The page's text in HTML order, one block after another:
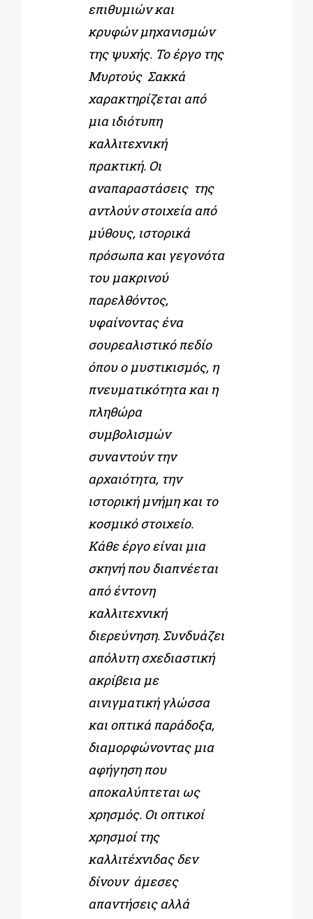
επιθυμιών και
κρυφών μηχανισμών
της ψυχής. Το έργο της
Μυρτούς Σακκά
χαρακτηρίζεται από
μια ιδιότυπη
καλλιτεχνική
πρακτική. Οι
αναπαραστάσεις της
αντλούν στοιχεία από
μύθους, ιστορικά
πρόσωπα και γεγονότα
του μακρινού
παρελθόντος,
υφαίνοντας ένα
σουρεαλιστικό πεδίο
όπου ο μυστικισμός, η
πνευματικότητα και η
πληθώρα
συμβολισμών
συναντούν την
αρχαιότητα, την
ιστορική μνήμη και το
κοσμικό στοιχείο.
Κάθε έργο είναι μια
σκηνή που διαπνέεται
από έντονη
καλλιτεχνική
διερεύνηση. Συνδυάζει
απόλυτη σχεδιαστική
ακρίβεια με
αινιγματική γλώσσα
και οπτικά παράδοξα,
διαμορφώνοντας μια
αφήγηση που
αποκαλύπτεται ως
χρησμός. Οι οπτικοί
χρησμοί της
καλλιτέχνιδας δεν
δίνουν άμεσες
απαντήσεις αλλά